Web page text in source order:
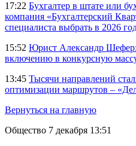
17:22 Бухгалтер в штате или
компания «Бухгалтерский
специалиста выбрать в 2026
15:52 Юрист Александр
включению в конкурсную
13:45 Тысячи направлений
оптимизации маршрутов –
Вернуться на главную
Общество 7 декабря 13:51